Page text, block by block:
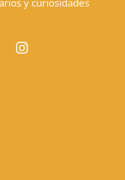
y curiosidades